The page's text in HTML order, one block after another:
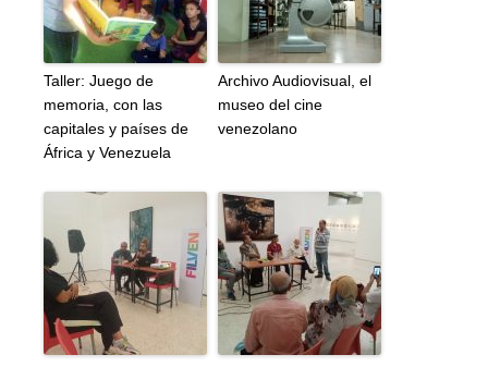
Taller: Juego de
memoria, con las
capitales y países de
África y Venezuela
Archivo Audiovisual, el
museo del cine
venezolano